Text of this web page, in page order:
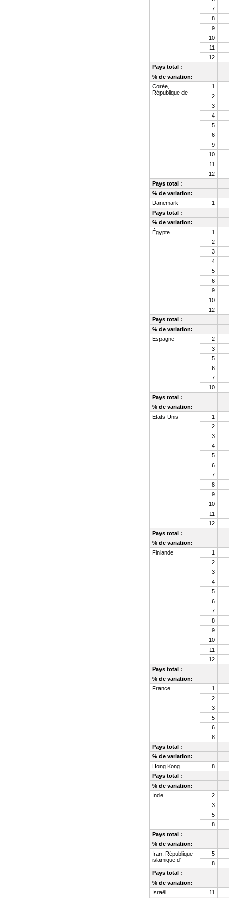
7
8
9
10
11
12
Pays total :
% de variation:
Corée,
République de
1
2
3
4
5
6
9
10
11
12
Pays total :
% de variation:
Danemark
1
Pays total :
% de variation:
Égypte
1
2
3
4
5
6
9
10
12
Pays total :
% de variation:
Espagne
2
3
5
6
7
10
Pays total :
% de variation:
Etats-Unis
1
2
3
4
5
6
7
8
9
10
11
12
Pays total :
% de variation:
Finlande
1
2
3
4
5
6
7
8
9
10
11
12
Pays total :
% de variation:
France
1
2
3
5
6
8
Pays total :
% de variation:
Hong Kong
8
Pays total :
% de variation:
Inde
2
3
5
8
Pays total :
% de variation:
Iran, République
islamique d'
5
8
Pays total :
% de variation:
Israël
11